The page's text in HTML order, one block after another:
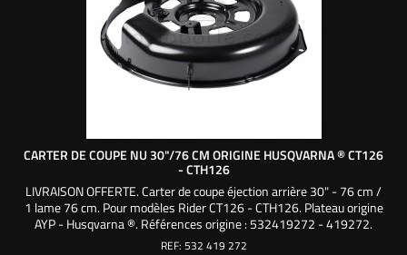
CARTER DE COUPE NU 30"/76 CM ORIGINE HUSQVARNA ® CT126
- CTH126
LIVRAISON OFFERTE. Carter de coupe éjection arrière 30" - 76 cm /
1 lame 76 cm. Pour modèles Rider CT126 - CTH126. Plateau origine
AYP - Husqvarna ®. Références origine : 532419272 - 419272.
REF: 532 419 272